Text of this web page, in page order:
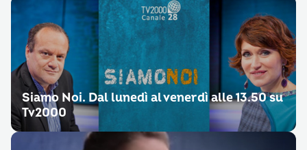
Siamo Noi. Dal lunedì al venerdì alle 13.50 su
Tv2000